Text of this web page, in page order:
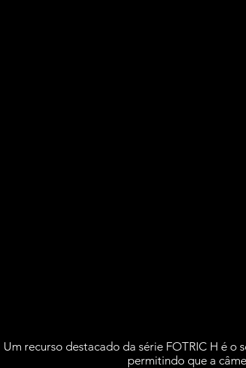
Um recurso destacado da série FOTRIC H é
permitindo que a